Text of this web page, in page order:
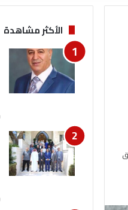
الأكثر مشاهدة